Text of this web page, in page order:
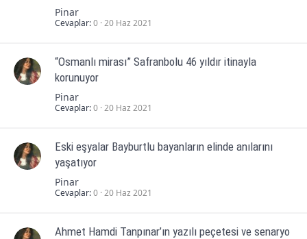
Pinar
Cevaplar 0 20 Haz 2021
“Osmanlı mirası” Safranbolu 46 yıldır itinayla
korunuyor
Pinar
Cevaplar 0 20 Haz 2021
Eski eşyalar Bayburtlu bayanların elinde anılarını
yaşatıyor
Pinar
Cevaplar 0 20 Haz 2021
Ahmet Hamdi Tanpınar’ın yazılı peçetesi ve senaryo